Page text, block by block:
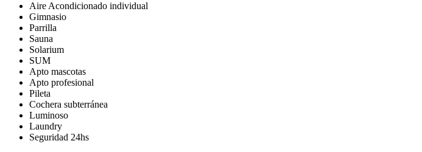
Aire Acondicionado individual
Gimnasio
Parrilla
Sauna
Solarium
SUM
Apto mascotas
Apto profesional
Pileta
Cochera subterránea
Luminoso
Laundry
Seguridad 24hs